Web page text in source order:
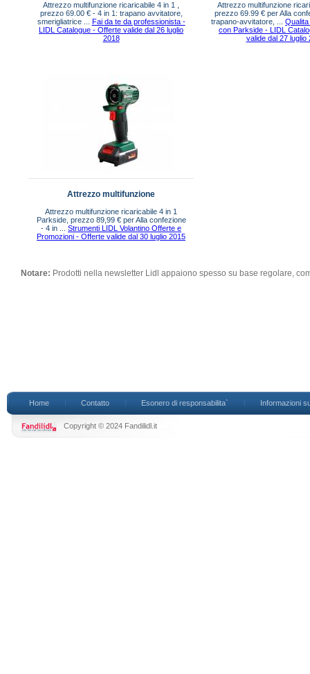
Attrezzo multifunzione ricaricabile 4 in 1 ,
prezzo 69.00 € - 4 in 1: trapano avvitatore,
smerigliatrice ... Fai da te da professionista -
LIDL Catalogue - Offerte valide dal 26 luglio
2018
Attrezzo multifunzione
prezzo 69.99 € per Alla
trapano-avvitatore, ...
con Parkside - LIDL
valide dal 27 luglio
Attrezzo multifunzione
Attrezzo multifunzione ricaricabile 4 in 1
Parkside, prezzo 89,99 € per Alla confezione
- 4 in ...Strumenti LIDL Volantino Offerte e
Promozioni - Offerte valide dal 30 luglio 2015
Notare: Prodotti nella newsletter Lidl appaiono spesso su base regolare,
Home Contatto Esonero di responsabilita` Informazioni
Copyright © 2024 Fandilidl.it